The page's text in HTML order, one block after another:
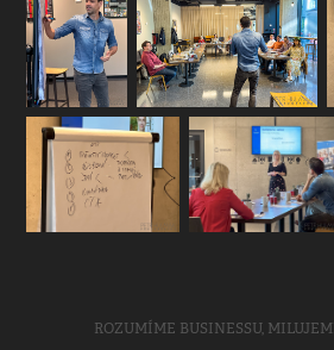
ROZUMÍME BUSINESSU,